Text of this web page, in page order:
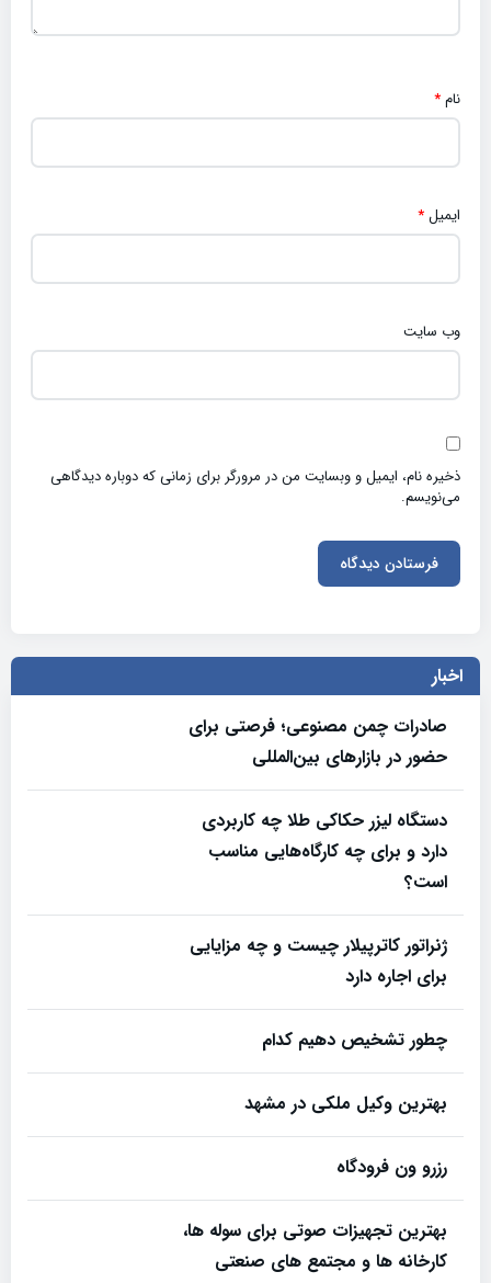
نام*
ایمیل*
وب‌ سایت
ذخیره نام، ایمیل و وبسایت من در مرورگر برای زمانی که دوباره دیدگاهی
می‌نویسم.
اخبار
صادرات چمن مصنوعی؛ فرصتی برای
حضور در بازارهای بین‌المللی
دستگاه لیزر حکاکی طلا چه کاربردی
دارد و برای چه کارگاه‌هایی مناسب
است؟
ژنراتور کاترپیلار چیست و چه مزایایی
برای اجاره دارد
چطور تشخیص دهیم کدام
بهترین وکیل ملکی در مشهد
رزرو ون فرودگاه
بهترین تجهیزات صوتی برای سوله‌ ها،
کارخانه‌ ها و مجتمع‌ های صنعتی